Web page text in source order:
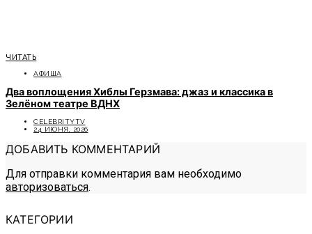
ЧИТАТЬ
АФИША
Два воплощения Хиблы Герзмава: джаз и классика в
Зелёном театре ВДНХ
CELEBRITYTV
24 ИЮНЯ, 2026
ДОБАВИТЬ КОММЕНТАРИЙ
Для отправки комментария вам необходимо
авторизоваться.
КАТЕГОРИИ